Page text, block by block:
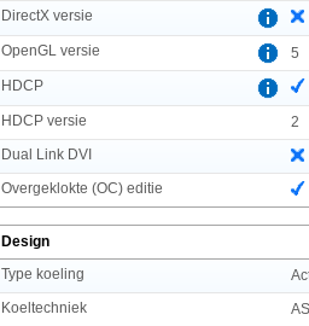
DirectX versie
OpenGL versie
5
HDCP
HDCP versie
2
Dual Link DVI
Overgeklokte (OC) editie
Design
Type koeling
Koeltechniek